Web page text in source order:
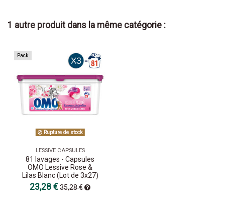
1 autre produit dans la même catégorie :
Pack
Rupture de stock
LESSIVE CAPSULES
81 lavages - Capsules
OMO Lessive Rose &
Lilas Blanc (Lot de 3x27)
23,28 €35,28 €